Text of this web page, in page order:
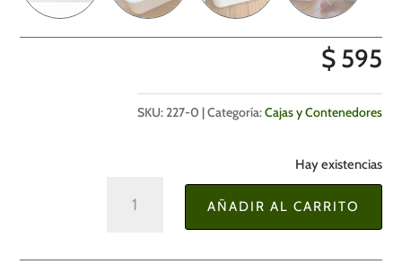
$595
SKU:227-0 Categoría:Cajas y Contenedores
Hay existencias
sin
AÑADIR AL CARRITO